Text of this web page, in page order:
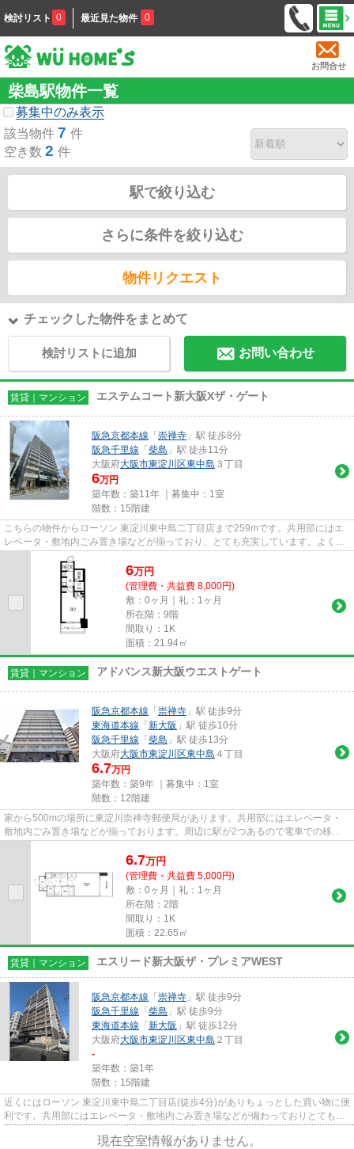
検討リスト 0 最近見た物件 0
お問合せ
柴島駅物件一覧
募集中のみ表示
該当物件 7 件
空き数 2 件
駅で絞り込む
さらに条件を絞り込む
物件リクエスト
チェックした物件をまとめて
検討リストに追加 お問い合わせ
賃貸｜マンション エステムコート新大阪Xザ・ゲート
阪急京都本線 「 崇禅寺 」駅 徒歩8分
阪急千里線 「 柴島 」駅 徒歩11分
大阪府大阪市東淀川区東中島 ３丁目
6万円
築年数：築11年 ｜募集中： 1室
階数：15階建
こちらの物件からローソン 東淀川東中島二丁目店まで259mです。共用部にはエ
レベータ・敷地内ごみ置き場などが揃っており、とても充実しています。よくお
出かけをする方にも便利な、2...
6万円
(管理費・共益費 8,000円)
敷：0ヶ月｜礼：1ヶ月
所在階：9階
間取り：1K
面積：21.94㎡
賃貸｜マンション アドバンス新大阪ウエストゲート
阪急京都本線 「 崇禅寺 」駅 徒歩9分
東海道本線 「 新大阪 」駅 徒歩10分
阪急千里線 「 柴島 」駅 徒歩13分
大阪府大阪市東淀川区東中島 ４丁目
6.7万円
築年数：築9年 ｜募集中： 1室
階数：12階建
家から500mの場所に東淀川崇禅寺郵便局があります。共用部にはエレベータ・
敷地内ごみ置き場などが揃っております。周辺に駅が2つあるので電車での移動
6.7万円
(管理費・共益費 5,000円)
敷：0ヶ月｜礼：1ヶ月
所在階：2階
間取り：1K
面積：22.65㎡
賃貸｜マンション エスリード新大阪ザ・プレミアWEST
阪急京都本線 「 崇禅寺 」駅 徒歩9分
阪急千里線 「 柴島 」駅 徒歩9分
東海道本線 「 新大阪 」駅 徒歩12分
大阪府大阪市東淀川区東中島 ２丁目
-
築年数：築1年
階数：15階建
近くにはローソン 東淀川東中島二丁目店(徒歩4分)がありちょっとした買い物に便
利です。共用部にはエレベータ・敷地内ごみ置き場などが備わっておりとても充
現在空室情報がありません。